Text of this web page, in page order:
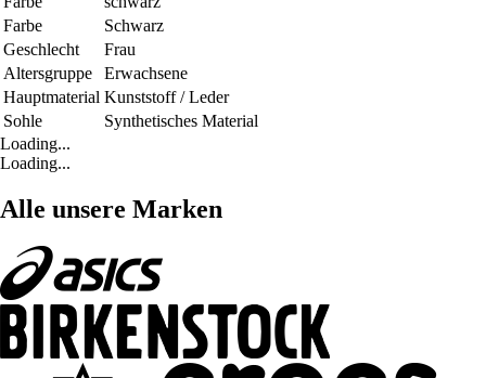
Farbe
Schwarz
Geschlecht
Frau
Altersgruppe
Erwachsene
Hauptmaterial Kunststoff / Leder
Sohle
Synthetisches Material
Loading...
Loading...
Alle unsere Marken